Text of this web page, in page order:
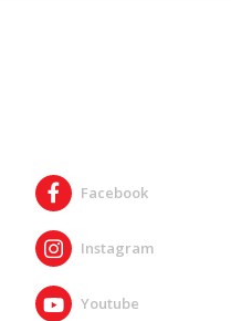
Facebook
Instagram
Youtube